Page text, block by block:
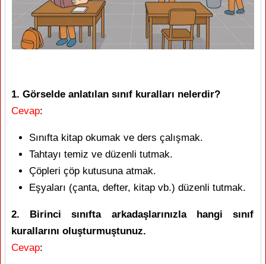
1. Görselde anlatılan sınıf kuralları nelerdir?
Cevap:
Sınıfta kitap okumak ve ders çalışmak.
Tahtayı temiz ve düzenli tutmak.
Çöpleri çöp kutusuna atmak.
Eşyaları (çanta, defter, kitap vb.) düzenli tutmak.
2. Birinci sınıfta arkadaşlarınızla hangi sınıf
kurallarını oluşturmuştunuz.
Cevap: